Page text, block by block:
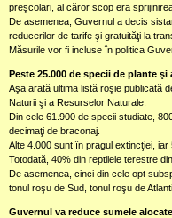
preşcolari, al căror scop era
De asemenea, Guvernul a decis
reducerilor de tarife şi gratuităţi la
Măsurile vor fi incluse în politica
Peste 25.000 de specii de plante
Aşa arată ultima listă roşie publicată
Naturii şi a Resurselor Naturale.
Din cele 61.900 de specii studiate,
decimaţi de braconaj.
Alte 4.000 sunt în pragul extincţiei,
Totodată, 40% din reptilele terestre
De asemenea, cinci din cele opt
tonul roşu de Sud, tonul roşu de
Guvernul va reduce sumele